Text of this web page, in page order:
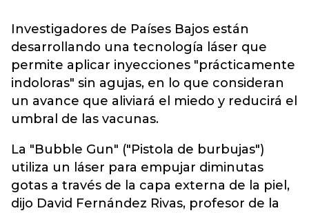
Investigadores de Países Bajos están
desarrollando una tecnología láser que
permite aplicar inyecciones "prácticamente
indoloras" sin agujas, en lo que consideran
un avance que aliviará el miedo y reducirá el
umbral de las vacunas.
La "Bubble Gun" ("Pistola de burbujas")
utiliza un láser para empujar diminutas
gotas a través de la capa externa de la piel,
dijo David Fernández Rivas, profesor de la